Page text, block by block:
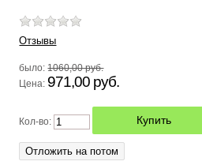
ТЕЛЕЖКА САДОВАЯ
ПЭТ (ПОЛИЭТИЛЕНТЕРЕФТАЛАТ)
ШЕЗЛОНГИ
ЗАЩИТНЫЙ ЭКРАН НА ТЕЛЕВИЗОР
Отзывы
было: 1060,00 руб.
Цена: 971,00 руб.
Кол-во: